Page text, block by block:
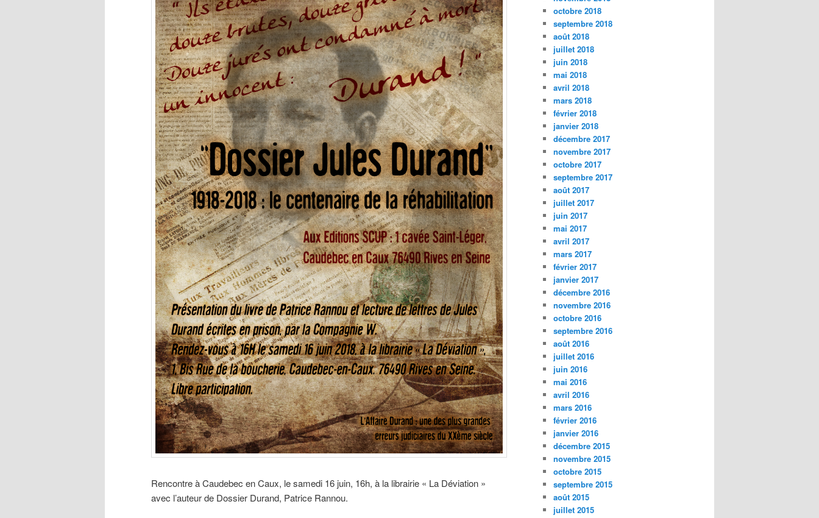
Rencontre à Caudebec en Caux, le samedi 16 juin, 16h, à la librairie « La Déviation »
avec l’auteur de Dossier Durand, Patrice Rannou.
octobre 2018
septembre 2018
août 2018
juillet 2018
juin 2018
mai 2018
avril 2018
mars 2018
février 2018
janvier 2018
décembre 2017
novembre 2017
octobre 2017
septembre 2017
août 2017
juillet 2017
juin 2017
mai 2017
avril 2017
mars 2017
février 2017
janvier 2017
décembre 2016
novembre 2016
octobre 2016
septembre 2016
août 2016
juillet 2016
juin 2016
mai 2016
avril 2016
mars 2016
février 2016
janvier 2016
décembre 2015
novembre 2015
octobre 2015
septembre 2015
août 2015
juillet 2015